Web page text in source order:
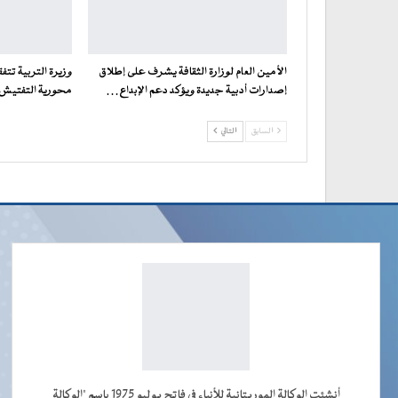
الأمين العام لوزارة الثقافة يشرف على إطلاق
إصدارات أدبية جديدة ويؤكد دعم الإبداع…
وزيرة التربية
محورية التفتيش
السابق التالي